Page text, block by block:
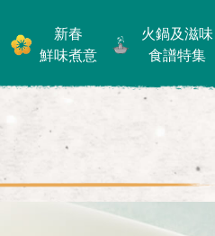
新春
鮮味煮意
火鍋及滋味
食譜特集